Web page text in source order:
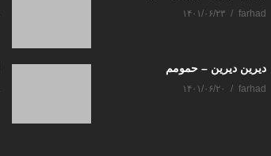
farhad ۱۴۰۱/۰۶/۲۳
دیرین دیرین – حمومم
farhad ۱۴۰۱/۰۶/۲۰